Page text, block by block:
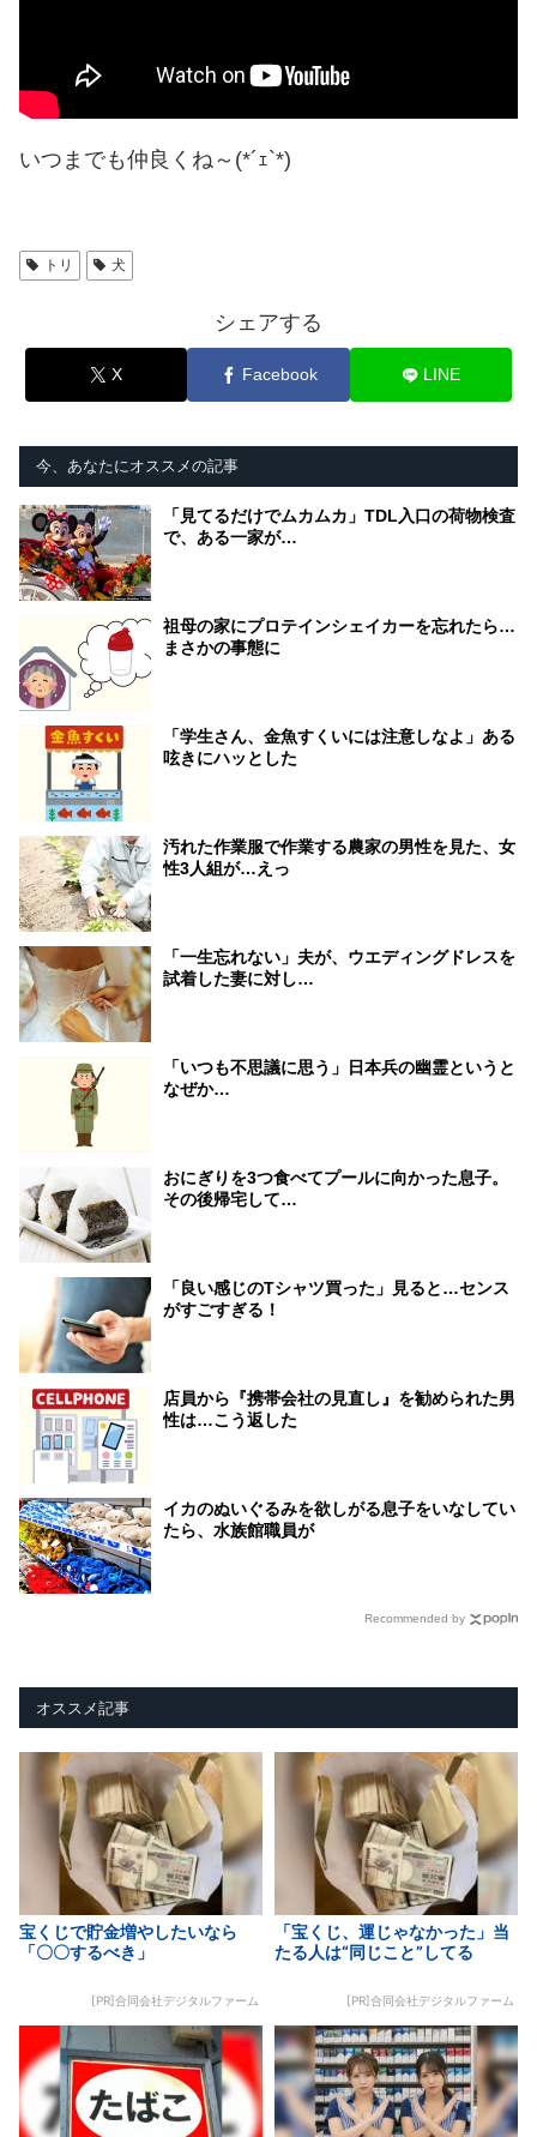
いつまでも仲良くね～(*´ｪ`*)
トリ 犬
シェアする
X Facebook LINE
今、あなたにオススメの記事
「見てるだけでムカムカ」TDL入口の荷物検査
で、ある一家が…
祖母の家にプロテインシェイカーを忘れたら…
まさかの事態に
「学生さん、金魚すくいには注意しなよ」ある
呟きにハッとした
汚れた作業服で作業する農家の男性を見た、女
性3人組が…えっ
「一生忘れない」夫が、ウエディングドレスを
試着した妻に対し…
「いつも不思議に思う」日本兵の幽霊というと
なぜか…
おにぎりを3つ食べてプールに向かった息子。
その後帰宅して…
「良い感じのTシャツ買った」見ると…センス
がすごすぎる！
店員から『携帯会社の見直し』を勧められた男
性は…こう返した
イカのぬいぐるみを欲しがる息子をいなしてい
たら、水族館職員が
Recommended by
オススメ記事
宝くじで貯金増やしたいなら
「〇〇するべき」
[PR]合同会社デジタルファーム
「宝くじ、運じゃなかった」当
たる人は“同じこと”してる
[PR]合同会社デジタルファーム